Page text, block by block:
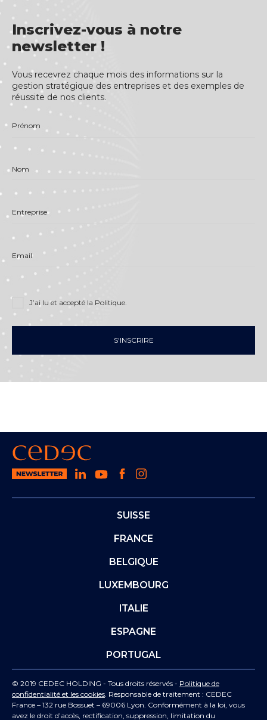
Inscrivez-vous à notre
newsletter !
Vous recevrez chaque mois des informations sur la
gestion stratégique des entreprises et des exemples de
réussite de nos clients.
Prénom
Nom
Entreprise
Email
J’ai lu et accepté la Politique.
S'INSCRIRE
SUISSE
FRANCE
BELGIQUE
LUXEMBOURG
ITALIE
ESPAGNE
PORTUGAL
© 2019 CEDEC HOLDING - Tous droits réservés - Politique de
confidentialité et les cookies . Responsable de traitement : CEDEC
France – 132 rue Bossuet – 69006 Lyon. Conformément à la loi, vous
avez le droit d’accès, rectification, suppression, limitation du